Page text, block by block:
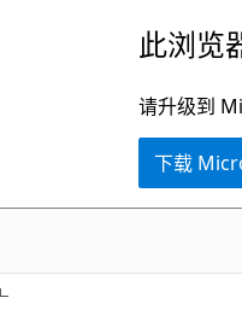
此浏览
请升级到
下载